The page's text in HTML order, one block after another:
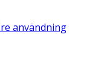
användning